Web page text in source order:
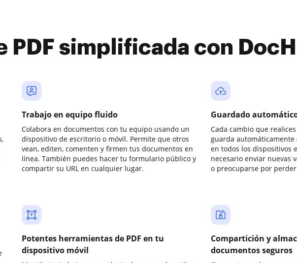
PDF simplificada con
Trabajo en equipo fluido
Colabora en documentos con tu equipo usando un
dispositivo de escritorio o móvil. Permite que otros
vean, editen, comenten y firmen tus documentos en
línea. También puedes hacer tu formulario público y
compartir su URL en cualquier lugar.
Guardado
Cada cambio que
guarda
en todos los dispositivos
necesario enviar nuevas
o preocuparse por
Potentes herramientas de PDF en tu
dispositivo móvil
Compartición y
documentos seguros